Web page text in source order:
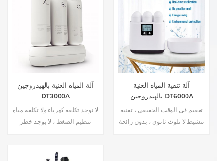
آلة المياه الغنية بالهيدروجين
DT3000A
لا توجد تكلفة كهرباء ولا تكلفة مياه
تنظيم الضغط ، لا يوجد خطر
تقنية تنشيط لا تلوث ثانوي ، بدون
آلة تنقية المياه الغنية
بالهيدروجين DT6000A
تعقيم في الوقت الحقيقي ، تقنية
تنشيط لا تلوث ثانوي ، بدون رائحة